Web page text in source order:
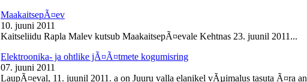
MaakaitsepÃ¤ev
10. juuni 2011
Kaitseliidu Rapla Malev kutsub MaakaitsepÃ¤evale Kehtnas 23. juunil 2011...
Elektroonika- ja ohtlike jÃ¤Ã¤tmete kogumisring
07. juuni 2011
LaupÃ¤eval, 11. juunil 2011. a on Juuru valla elanikel vÃµimalus tasuta Ã¤ra